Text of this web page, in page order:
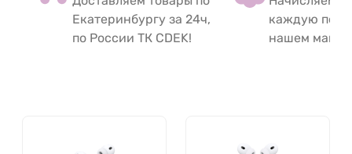
Екатеринбургу за 24ч,
по России ТК CDEK!
каждую
нашем